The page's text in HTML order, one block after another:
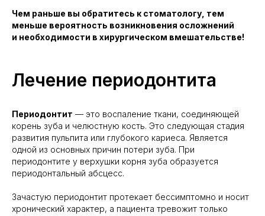
Чем раньше вы обратитесь к стоматологу, тем
меньше вероятность возникновения осложнений
и необходимости в хирургическом вмешательстве!
Лечение периодонтита
Периодонтит — это воспаление ткани, соединяющей
корень зуба и челюстную кость. Это следующая стадия
развития пульпита или глубокого кариеса. Является
одной из основных причин потери зуба. При
периодонтите у верхушки корня зуба образуется
периодонтальный абсцесс.
Зачастую периодонтит протекает бессимптомно и носит
хронический характер, а пациента тревожит только